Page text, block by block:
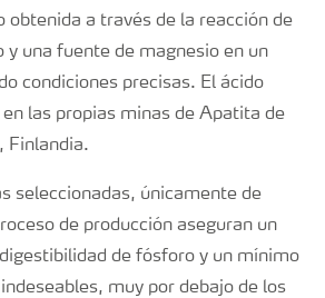
obtenida a través de la reacción de
y una fuente de magnesio en un
condiciones precisas. El ácido
las propias minas de Apatita de
Finlandia.
seleccionadas, únicamente de
de producción aseguran un
de fósforo y un mínimo
muy por debajo de los